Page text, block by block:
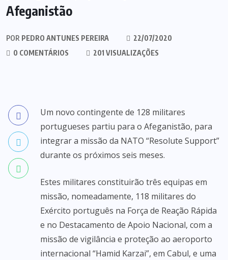
Afeganistão
POR PEDRO ANTUNES PEREIRA
22/07/2020
0 COMENTÁRIOS
201 VISUALIZAÇÕES
Um novo contingente de 128 militares
portugueses partiu para o Afeganistão, para
integrar a missão da NATO “Resolute Support”
durante os próximos seis meses.
Estes militares constituirão três equipas em
missão, nomeadamente, 118 militares do
Exército português na Força de Reação Rápida
e no Destacamento de Apoio Nacional, com a
missão de vigilância e proteção ao aeroporto
internacional “Hamid Karzai”, em Cabul, e uma